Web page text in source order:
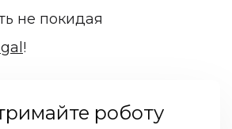
не покидая
!
роботу